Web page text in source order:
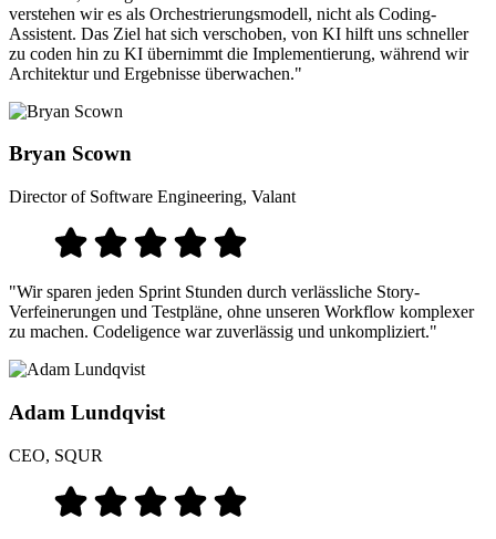
verstehen wir es als Orchestrierungsmodell, nicht als Coding-
Assistent. Das Ziel hat sich verschoben, von KI hilft uns schneller
zu coden hin zu KI übernimmt die Implementierung, während wir
Architektur und Ergebnisse überwachen."
Bryan Scown
Director of Software Engineering, Valant
"Wir sparen jeden Sprint Stunden durch verlässliche Story-
Verfeinerungen und Testpläne, ohne unseren Workflow komplexer
zu machen. Codeligence war zuverlässig und unkompliziert."
Adam Lundqvist
CEO, SQUR